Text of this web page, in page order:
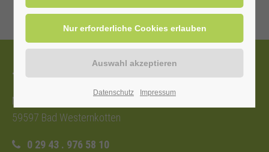
Tourist-Information
Nordstraße 2b
59597 Bad Westernkotten
0 29 43 . 976 58 10
Datenschutz Impressum